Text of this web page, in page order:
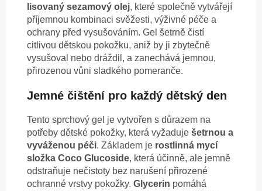
lisovaný sezamový olej, které společně vytvářejí
příjemnou kombinaci svěžesti, výživné péče a
ochrany před vysušováním. Gel šetrně čistí
citlivou dětskou pokožku, aniž by ji zbytečně
vysušoval nebo dráždil, a zanechává jemnou,
přirozenou vůni sladkého pomeranče.
Jemné čištění pro každý dětský den
Tento sprchový gel je vytvořen s důrazem na
potřeby dětské pokožky, která vyžaduje šetrnou a
vyváženou péči. Základem je rostlinná mycí
složka Coco Glucoside, která účinně, ale jemně
odstraňuje nečistoty bez narušení přirozené
ochranné vrstvy pokožky. Glycerin pomáhá